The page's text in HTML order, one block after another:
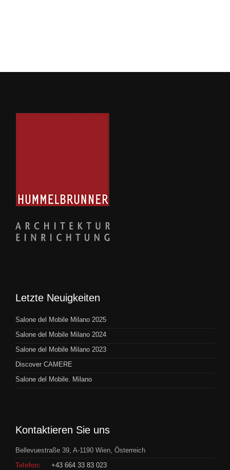
Letzte Neuigkeiten
Salone del Mobile Milano 2025
Salone del Mobile Milano 2024
Salone del Mobile Milano 2023
Discover CAMERE
Salone del Mobile. Milano
Kontaktieren Sie uns
Bellevuestraße 39, A-1190 Wien, Österreich
Telefon:
+43 664 33 83 023